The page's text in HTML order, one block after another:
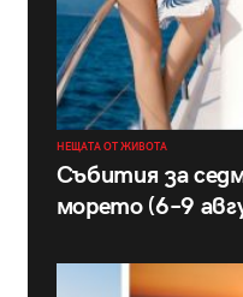
НЕЩАТА ОТ ЖИВОТА
Събития за
морето (6–9